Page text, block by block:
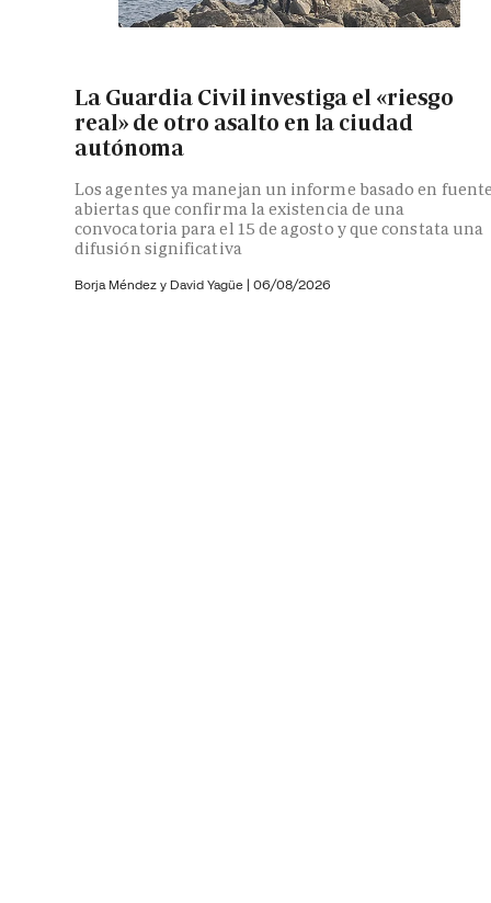
La Guardia Civil investiga el «riesgo
real» de otro asalto en la ciudad
autónoma
Los agentes ya manejan un informe basado en
abiertas que confirma la existencia de una
convocatoria para el 15 de agosto y que constata una
difusión significativa
Borja Méndez y David Yagüe | 06/08/2026